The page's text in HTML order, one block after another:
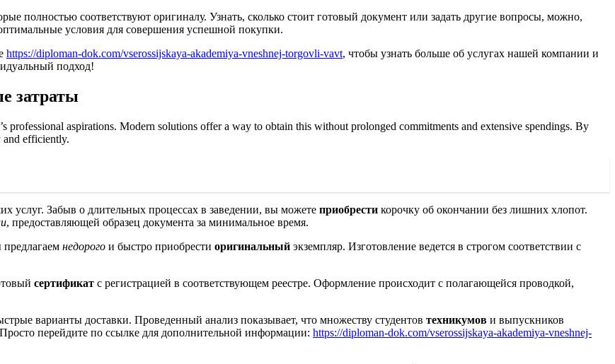
полностью соответствуют оригиналу. Узнать, сколько стоит готовый документ или задать другие вопросы, можно,
условия для совершения успешной покупки.
https://diploman-dok.com/vserossijskaya-akademiya-vneshnej-torgovli-vavt, чтобы узнать больше об услугах нашей компании и
подход!
затраты
professional aspirations. Modern solutions offer a way to obtain this without prolonged commitments and extensive spendings. By
and efficiently.
услуг. Забыв о длительных процессах в заведении, вы можете приобрести корочку об окончании без лишних хлопот.
, предоставляющей образец документа за минимальное время.
недорого и быстро приобрести оригинальный экземпляр. Изготовление ведется в строгом соответствии с
сертификат с регистрацией в соответствующем реестре. Оформление происходит с полагающейся проводкой,
варианты доставки. Проведенный анализ показывает, что множеству студентов техникумов и выпускников
перейдите по ссылке для дополнительной информации: https://diploman-dok.com/vserossijskaya-akademiya-vneshnej-